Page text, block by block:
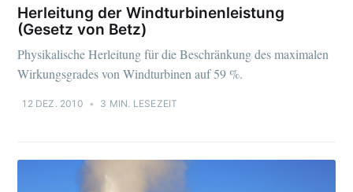
Herleitung der Windturbinenleistung
(Gesetz von Betz)
Physikalische Herleitung für die Beschränkung des maximalen
Wirkungsgrades von Windturbinen auf 59 %.
12 DEZ. 2010 • 3 MIN. LESEZEIT